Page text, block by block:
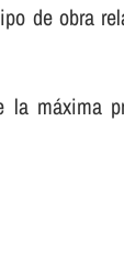
de obra
máxima